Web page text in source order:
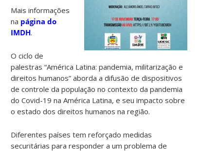
Mais informações
na página do
IMDH.
O ciclo de
palestras “América Latina: pandemia, militarização e
direitos humanos” aborda a difusão de dispositivos
de controle da população no contexto da pandemia
do Covid-19 na América Latina, e seu impacto sobre
o estado dos direitos humanos na região.
Diferentes países tem reforçado medidas
securitárias para responder a um problema de